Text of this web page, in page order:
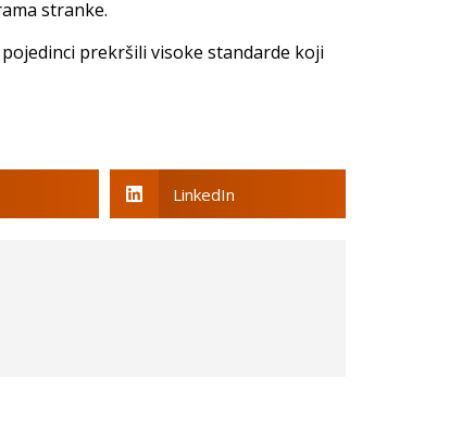
stranke.
prekršili visoke standarde koji
LinkedIn